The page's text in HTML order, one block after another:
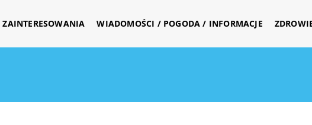
WIADOMOŚCI / POGODA / INFORMACJE